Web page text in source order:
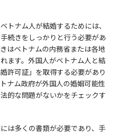
トナム人が結婚するためには、
続きをしっかりと行う必要があ
はベトナムの内務省または各地
ます。外国人がベトナム人と結
許可証」を取得する必要があり
ナム政府が外国人の婚姻可能性
的な問題がないかをチェックす
は多くの書類が必要であり、手